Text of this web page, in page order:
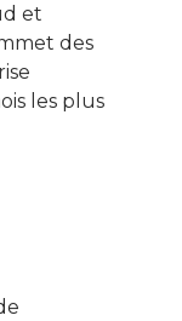
et
des
les plus